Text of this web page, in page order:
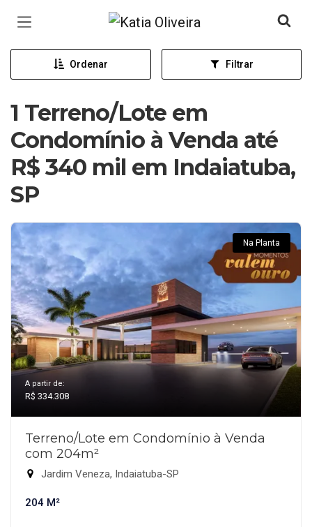
Página inicial
Ordenar Filtrar
1 Terreno/Lote em
Condomínio à Venda até
R$ 340 mil em Indaiatuba,
SP
Na Planta
A partir de:
R$ 334.308
Terreno/Lote em Condomínio à Venda
com 204m²
Jardim Veneza, Indaiatuba-SP
204 M²